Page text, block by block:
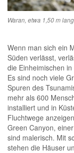
Waran, etwa 1,50 m lang
Wenn man sich ein
Süden verlässt,
die Einheimischen
Es sind noch viele
Spuren des
mehr als 600
installiert und in
Fluchtwege
Green Canyon,
sind malerisch. Mit
stehen die Häuser